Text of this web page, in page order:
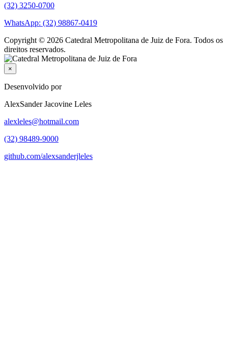
(32) 3250-0700
WhatsApp: (32) 98867-0419
Copyright © 2026 Catedral Metropolitana de Juiz de Fora. Todos os
direitos reservados.
×
Desenvolvido por
AlexSander Jacovine Leles
alexleles@hotmail.com
(32) 98489-9000
github.com/alexsanderjleles